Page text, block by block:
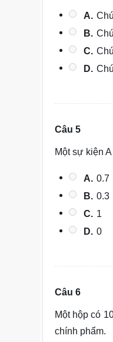
A.
B.
C.
D.
Câu 5
Một sự kiện
A. 0.7
B. 0.3
C. 1
D. 0
Câu 6
Một hộp có
chính phẩm.